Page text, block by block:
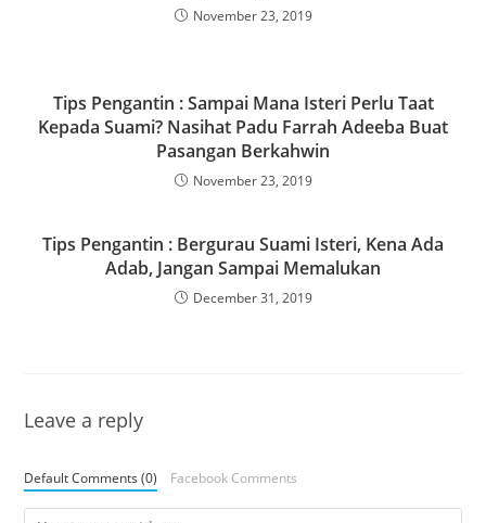
November 23, 2019
Tips Pengantin : Sampai Mana Isteri Perlu Taat
Kepada Suami? Nasihat Padu Farrah Adeeba Buat
Pasangan Berkahwin
November 23, 2019
Tips Pengantin : Bergurau Suami Isteri, Kena Ada
Adab, Jangan Sampai Memalukan
December 31, 2019
Leave a reply
Default Comments (0) Facebook Comments